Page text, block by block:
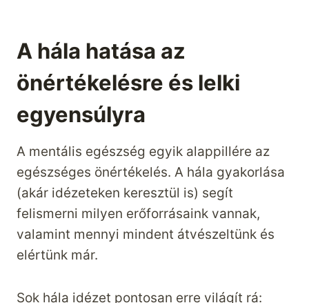
A hála hatása az
önértékelésre és lelki
egyensúlyra
A mentális egészség egyik alappillére az
egészséges önértékelés. A hála gyakorlása
(akár idézeteken keresztül is) segít
felismerni milyen erőforrásaink vannak,
valamint mennyi mindent átvészeltünk és
elértünk már.
Sok hála idézet pontosan erre világít rá: